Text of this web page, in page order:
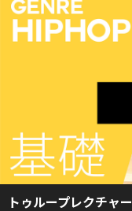
トゥループレクチャー